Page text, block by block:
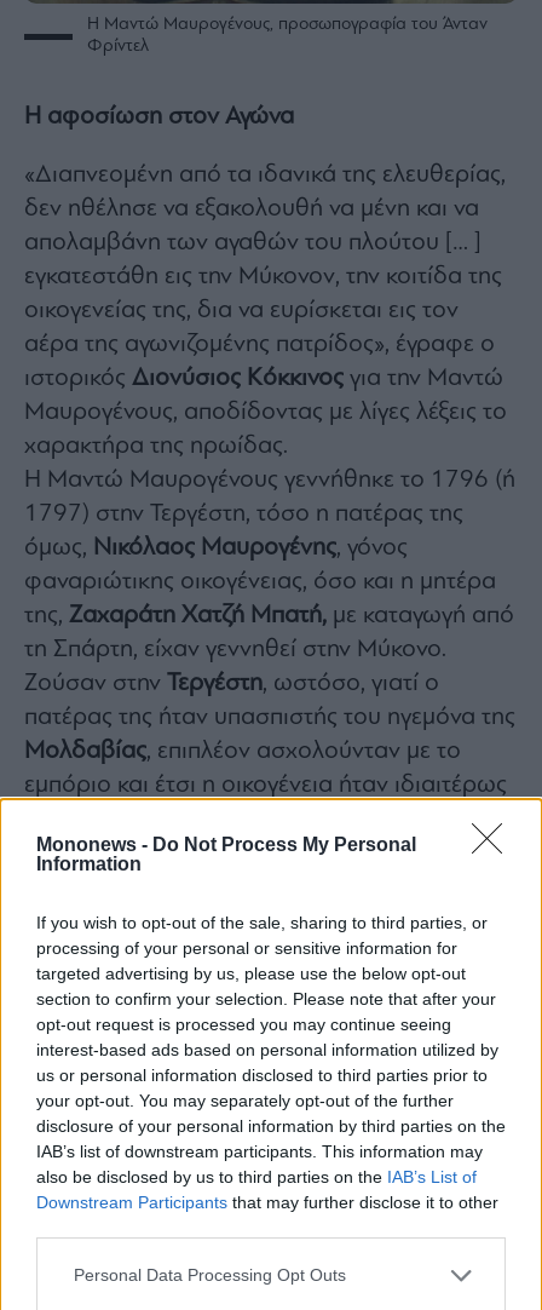
Mononews - Do Not Process My Personal
Information
If you wish to opt-out of the sale, sharing to third parties, or
processing of your personal or sensitive information for
targeted advertising by us, please use the below opt-out
section to confirm your selection. Please note that after your
opt-out request is processed you may continue seeing
interest-based ads based on personal information utilized by
us or personal information disclosed to third parties prior to
your opt-out. You may separately opt-out of the further
disclosure of your personal information by third parties on the
IAB’s list of downstream participants. This information may
also be disclosed by us to third parties on the IAB’s List of
Downstream Participants that may further disclose it to other
Personal Data Processing Opt Outs
Η Μαντώ Μαυρογένους, προσωπογραφία του Άνταν
Φρίντελ
Η αφοσίωση στον Αγώνα
«Διαπνεομένη από τα ιδανικά της ελευθερίας,
δεν ηθέλησε να εξακολουθή να μένη και να
απολαμβάνη των αγαθών του πλούτου [… ]
εγκατεστάθη εις την Μύκονον, την κοιτίδα της
οικογενείας της, δια να ευρίσκεται εις τον
αέρα της αγωνιζομένης πατρίδος», έγραφε ο
ιστορικός Διονύσιος Κόκκινος για την Μαντώ
Μαυρογένους, αποδίδοντας με λίγες λέξεις το
χαρακτήρα της ηρωίδας.
Η Μαντώ Μαυρογένους γεννήθηκε το 1796 (ή
1797) στην Τεργέστη, τόσο η πατέρας της
όμως, Νικόλαος Μαυρογένης, γόνος
φαναριώτικης οικογένειας, όσο και η μητέρα
της, Ζαχαράτη Χατζή Μπατή, με καταγωγή από
τη Σπάρτη, είχαν γεννηθεί στην Μύκονο.
Ζούσαν στην Τεργέστη, ωστόσο, γιατί ο
πατέρας της ήταν υπασπιστής του ηγεμόνα της
Μολδαβίας, επιπλέον ασχολούνταν με το
εμπόριο και έτσι η οικογένεια ήταν ιδιαιτέρως